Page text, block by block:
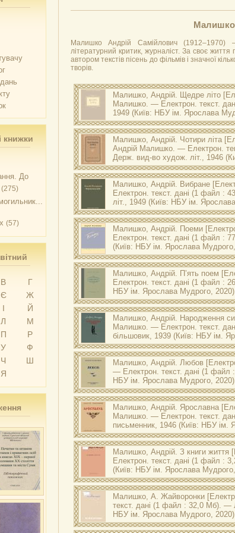
книжки
До
(275)
(57)
В
Г
Є
Ж
І
Й
Л
М
П
Р
У
Ф
Ч
Ш
Я
Малишко
Малишко Андрій Самійлович (1912–1970)
літературний критик, журналіст. За своє
автором текстів пісень до фільмів і значної
творів.
Малишко, Андрій. Щедре літо
Малишко. — Електрон. текст.
1949 (Київ: НБУ ім. Ярослава
Оригінал друкованого документу
А. Щедре літо : вибр. поезії / Андрій
Малишко, Андрій. Чотири літа
Андрій Малишко. — Електрон.
Держ. вид-во худож. літ., 1946
Оригінал друкованого документу
А. Чотири літа : поезії 1941—1945 /
1946. — 208 с.
Малишко, Андрій. Вибране
Електрон. текст. дані (1 файл :
літ., 1949 (Київ: НБУ ім.
Оригінал друкованого документу
А. Вибране / Андрій Малишко. — Київ :
Малишко, Андрій. Поеми
Електрон. текст. дані (1 файл :
(Київ: НБУ ім. Ярослава
Оригінал друкованого документу
А. Поеми / Андрій Малишко. — Київ :
Малишко, Андрій. П’ять поем
Електрон. текст. дані (1 файл :
НБУ ім. Ярослава Мудрого,
Оригінал друкованого документу
А. П’ять поем / Андрій Малишко. —
Малишко, Андрій. Народження
Малишко. — Електрон. текст.
більшовик, 1939 (Київ: НБУ ім.
Оригінал друкованого документу
А. Народження синів : поезії / Андрій
199 с. : іл.
Малишко, Андрій. Любов
— Електрон. текст. дані (1
НБУ ім. Ярослава Мудрого,
Оригінал друкованого документу
А. Любов : поеми / Андрій Малишко. —
Малишко, Андрій. Ярославна
Малишко. — Електрон. текст.
письменник, 1946 (Київ: НБУ ім.
Оригінал друкованого документу
А. Ярославна : поезії / Андрій
Малишко, Андрій. З книги життя
Електрон. текст. дані (1 файл :
(Київ: НБУ ім. Ярослава
Оригінал друкованого документу
А. З книги життя / Андрій Малишко. —
Малишко, А. Жайворонки
текст. дані (1 файл : 32,0 Мб). —
НБУ ім. Ярослава Мудрого,
Оригінал друкованого документу